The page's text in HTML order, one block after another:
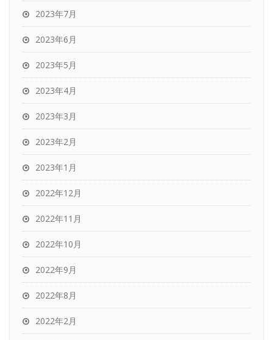
2023年7月
2023年6月
2023年5月
2023年4月
2023年3月
2023年2月
2023年1月
2022年12月
2022年11月
2022年10月
2022年9月
2022年8月
2022年2月